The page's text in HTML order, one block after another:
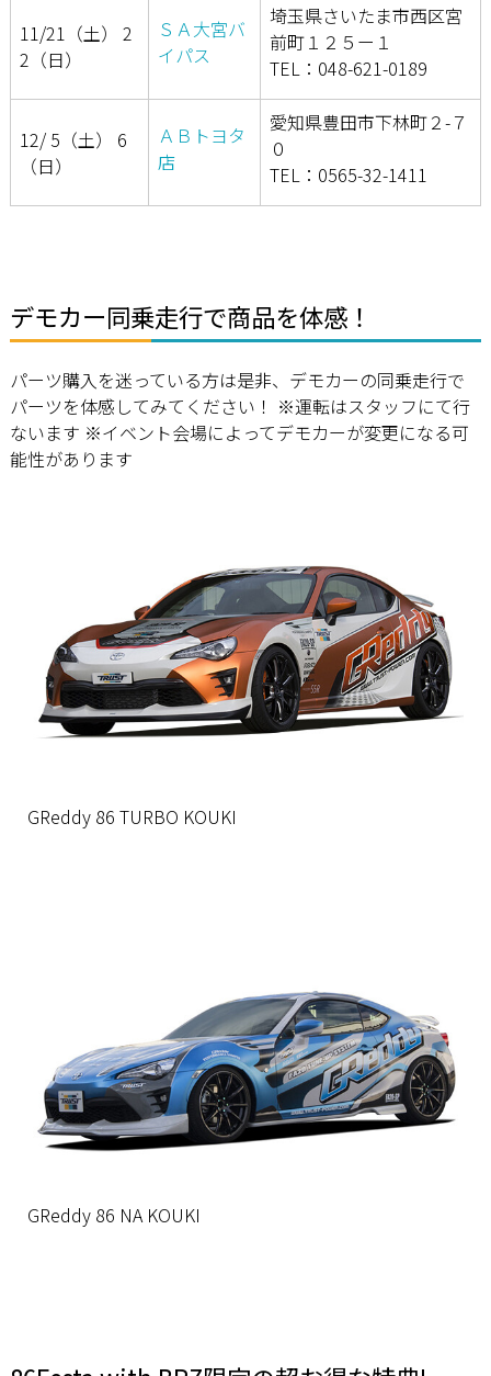
11/21（土） 2
2（日）
ＳＡ大宮バ
イパス
埼玉県さいたま市西区宮
前町１２５ー１
TEL：048-621-0189
12/ 5（土） 6
（日）
ＡＢトヨタ
店
愛知県豊田市下林町２-７
０
TEL：0565-32-1411
デモカー同乗走行で商品を体感！
パーツ購入を迷っている方は是非、デモカーの同乗走行で
パーツを体感してみてください！ ※運転はスタッフにて行
ないます ※イベント会場によってデモカーが変更になる可
能性があります
GReddy 86 TURBO KOUKI
GReddy 86 NA KOUKI